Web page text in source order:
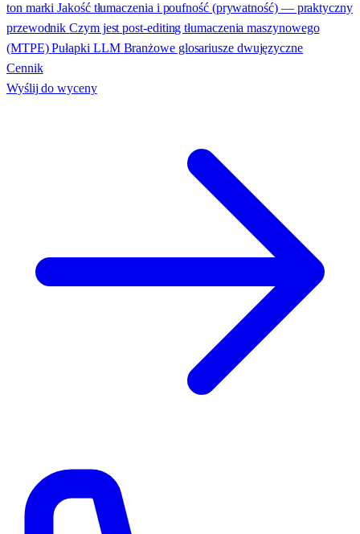
ton marki Jakość tłumaczenia i poufność (prywatność) — praktyczny
przewodnik Czym jest post-editing tłumaczenia maszynowego
(MTPE) Pułapki LLM Branżowe glosariusze dwujęzyczne
Cennik
Wyślij do wyceny